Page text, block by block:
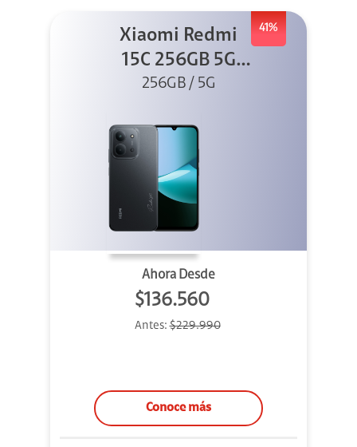
41%
Xiaomi Redmi
15C 256GB 5G
Negro
256GB / 5G
Ahora Desde
$136.560
Antes:$229.990
Conoce más